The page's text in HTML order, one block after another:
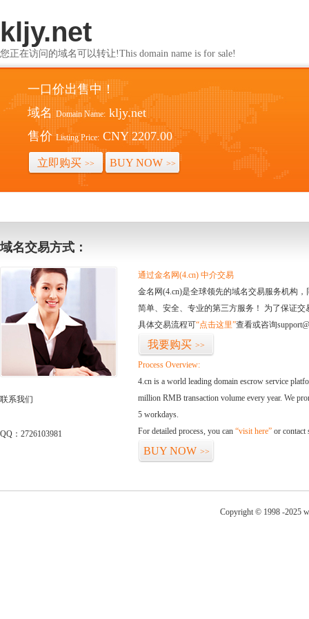
kljy.net
您正在访问的域名可以转让!This domain name is for sale!
一口价出售中！
域名 Domain Name: kljy.net
售价 Listing Price: CNY 2207.00
立即购买 >> BUY NOW >>
域名交易方式：
联系我们
QQ：2726103981
通过金名网(4.cn) 中介交易
金名网(4.cn)是全球领先的域名交易服务机构
简单、安全、专业的第三方服务！ 为了保证
具体交易流程可“点击这里”查看或咨询
我要购买 >>
Process Overview:
4.cn is a world leading domain escrow service
million RMB transaction volume every year. We
5 workdays.
For detailed process, you can “visit here” or contact
BUY NOW >>
Copyright © 1998 -2025